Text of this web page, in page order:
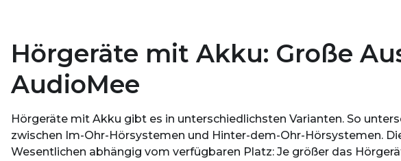
Hörgeräte mit Akku: Große
AudioMee
Hörgeräte mit Akku gibt es in unterschiedlichsten Varianten. So
zwischen Im-Ohr-Hörsystemen und Hinter-dem-Ohr-Hörsystemen.
Wesentlichen abhängig vom verfügbaren Platz: Je größer das